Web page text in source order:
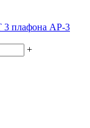
плафона АР-3
+